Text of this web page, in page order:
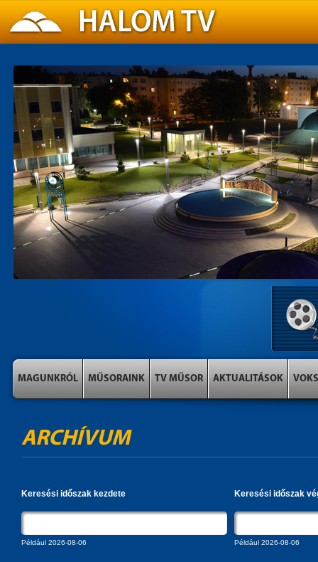
MAGUNKRÓL MŰSORAINK TV MŰSOR AKTUALITÁSOK VOKS
ARCHÍVUM
Keresési időszak kezdete
Például 2026-08-06
Keresési időszak
Például 2026-08-06